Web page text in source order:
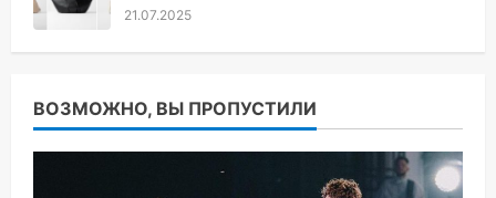
21.07.2025
ВОЗМОЖНО, ВЫ ПРОПУСТИЛИ